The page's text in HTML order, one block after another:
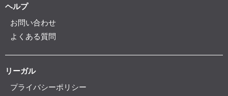
ヘルプ
お問い合わせ
よくある質問
リーガル
プライバシーポリシー